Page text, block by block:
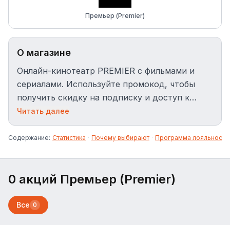
Премьер (Premier)
О магазине
Онлайн-кинотеатр PREMIER с фильмами и
сериалами. Используйте промокод, чтобы
получить скидку на подписку и доступ к
премьерам.
Читать далее
Содержание: Статистика · Почему выбирают · Программа лояльности
0 акций Премьер (Premier)
Все 0